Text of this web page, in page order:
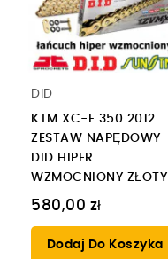
DID
KTM XC-F 350 2012
ZESTAW NAPĘDOWY
DID HIPER
WZMOCNIONY ZŁOTY
580,00 zł
Dodaj Do Koszyka